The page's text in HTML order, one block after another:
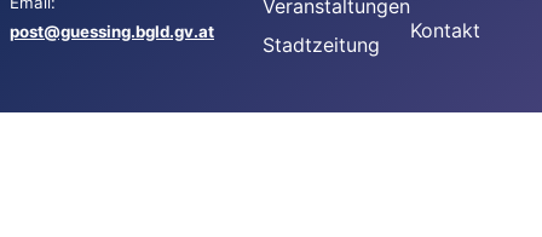
post@guessing.bgld.gv.at
Veranstaltungen
Stadtzeitung
Kontakt